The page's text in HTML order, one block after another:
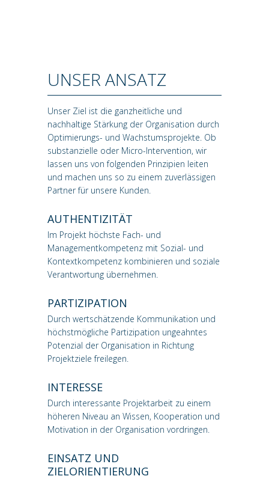
UNSER ANSATZ
Unser Ziel ist die ganzheitliche und
nachhaltige Stärkung der Organisation durch
Optimierungs- und Wachstumsprojekte. Ob
substanzielle oder Micro-Intervention, wir
lassen uns von folgenden Prinzipien leiten
und machen uns so zu einem zuverlässigen
Partner für unsere Kunden.
AUTHENTIZITÄT
Im Projekt höchste Fach- und
Managementkompetenz mit Sozial- und
Kontextkompetenz kombinieren und soziale
Verantwortung übernehmen.
PARTIZIPATION
Durch wertschätzende Kommunikation und
höchstmögliche Partizipation ungeahntes
Potenzial der Organisation in Richtung
Projektziele freilegen.
INTERESSE
Durch interessante Projektarbeit zu einem
höheren Niveau an Wissen, Kooperation und
Motivation in der Organisation vordringen.
EINSATZ UND
ZIELORIENTIERUNG